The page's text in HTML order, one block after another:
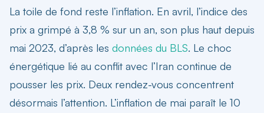
La toile de fond reste l’inflation. En avril, l’indice des
prix a grimpé à 3,8 % sur un an, son plus haut depuis
mai 2023, d’après les données du BLS. Le choc
énergétique lié au conflit avec l’Iran continue de
pousser les prix. Deux rendez-vous concentrent
désormais l’attention. L’inflation de mai paraît le 10